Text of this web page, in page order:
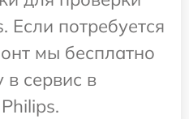
Если потребуется
мы бесплатно
в сервис в